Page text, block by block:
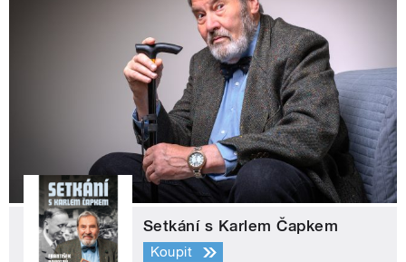
Setkání s Karlem Čapkem
Koupit